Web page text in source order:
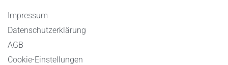
Impressum
Datenschutzerklärung
AGB
Cookie-Einstellungen